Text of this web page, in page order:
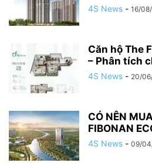
4S News - 16/
Căn hộ The
– Phân tích
4S News - 20/
CÓ NÊN
FIBONAN
4S News - 09/